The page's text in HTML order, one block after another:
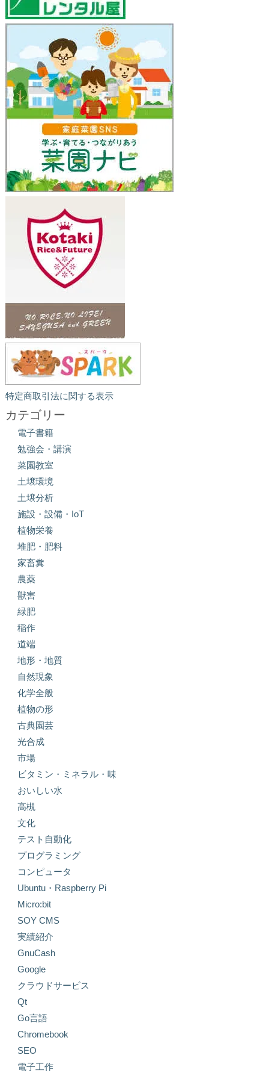
特定商取引法に関する表示
カテゴリー
電子書籍
勉強会・講演
菜園教室
土壌環境
土壌分析
施設・設備・IoT
植物栄養
堆肥・肥料
家畜糞
農薬
獣害
緑肥
稲作
道端
地形・地質
自然現象
化学全般
植物の形
古典園芸
光合成
市場
ビタミン・ミネラル・味
おいしい水
高槻
文化
テスト自動化
プログラミング
コンピュータ
Ubuntu・Raspberry Pi
Micro:bit
SOY CMS
実績紹介
GnuCash
Google
クラウドサービス
Qt
Go言語
Chromebook
SEO
電子工作